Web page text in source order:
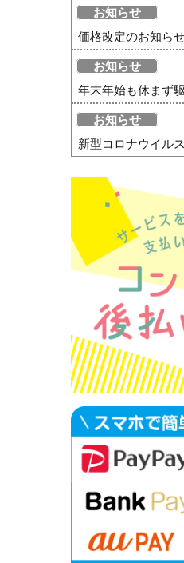
お知らせ
価格改定のお知ら
お知らせ
年末年始も休まず
お知らせ
新型コロナウイル